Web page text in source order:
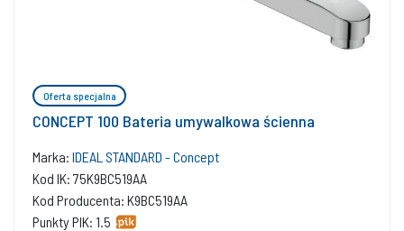
Oferta specjalna
CONCEPT 100 Bateria umywalkowa ścienna
Marka: IDEAL STANDARD - Concept
Kod IK: 75K9BC519AA
Kod Producenta: K9BC519AA
Punkty PIK: 1.5